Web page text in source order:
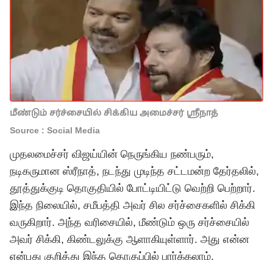
மீண்டும் சர்ச்சையில் சிக்கிய அமைச்சர் ஸ்ரீநாத்
Source : Social Media
முதலமைச்சர் விஜய்யின் நெருங்கிய நண்பரும்,
நடிகருமான ஸ்ரீநாத், நடந்து முடிந்த சட்டமன்ற தேர்தலில்,
தூத்துக்குடி தொகுதியில் போட்டியிட்டு வெற்றி பெற்றார்.
இந்த நிலையில், சமீபத்தி அவர் சில சர்ச்சைகளில் சிக்கி
வருகிறார். அந்த வரிசையில், மீண்டும் ஒரு சர்ச்சையில்
அவர் சிக்கி, கிண்டலுக்கு ஆளாகியுள்ளார். அது என்ன
என்பது குறித்து இந்த தொகுப்பில் பார்க்கலாம்.